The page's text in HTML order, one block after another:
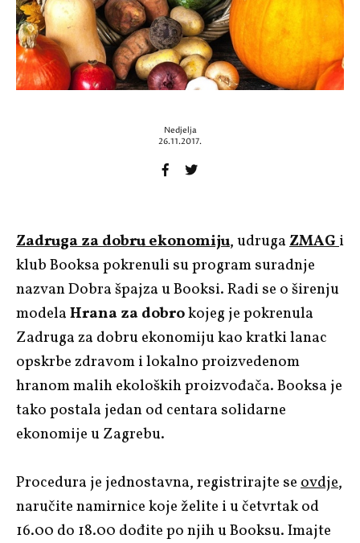
Nedjelja
26.11.2017.
Zadruga za dobru ekonomiju, udrugaZMAGi
klub Booksa pokrenuli su program suradnje
nazvan Dobra špajza u Booksi. Radi se o širenju
modelaHrana za dobrokojeg je pokrenula
Zadruga za dobru ekonomiju kao kratki lanac
opskrbe zdravom i lokalno proizvedenom
hranom malih ekoloških proizvođača. Booksa je
tako postala jedan od centara solidarne
ekonomije u Zagrebu.
Procedura je jednostavna, registrirajte seovdje,
naručite namirnice koje želite i u četvrtak od
16.00 do 18.00 dođite po njih u Booksu. Imajte